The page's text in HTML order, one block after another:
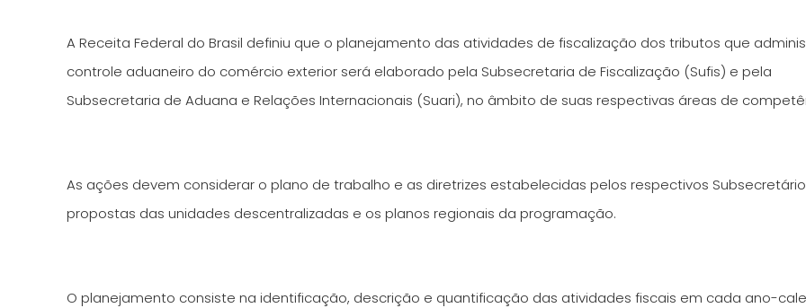
A Receita Federal do Brasil definiu que o planejamento das atividades de fiscalização dos tributos que
controle aduaneiro do comércio exterior será elaborado pela Subsecretaria de Fiscalização (Sufis) e pela
Subsecretaria de Aduana e Relações Internacionais (Suari), no âmbito de suas respectivas áreas de
As ações devem considerar o plano de trabalho e as diretrizes estabelecidas pelos respectivos
propostas das unidades descentralizadas e os planos regionais da programação.
O planejamento consiste na identificação, descrição e quantificação das atividades fiscais em cada ano-